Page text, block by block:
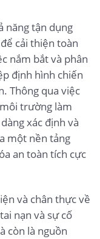
năng tận dụng
cải thiện toàn
nắm bắt và phân
định hình chiến
Thông qua việc
trường làm
xác định và
một nền tảng
an toàn tích cực
và chân thực về
nạn và sự cố
còn là nguồn